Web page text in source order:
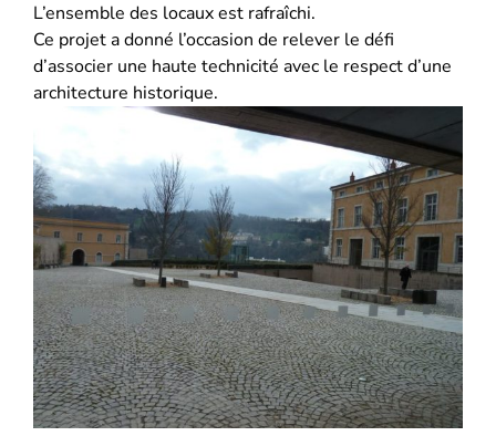
L’ensemble des locaux est rafraîchi.
Ce projet a donné l’occasion de relever le défi
d’associer une haute technicité avec le respect d’une
architecture historique.